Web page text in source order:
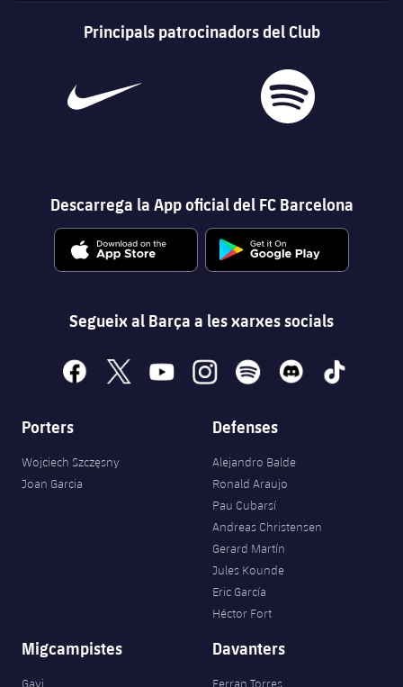
Principals patrocinadors del Club
Descarrega la App oficial del FC Barcelona
Segueix al Barça a les xarxes socials
facebook
x youtubeinstagramspotify discord tiktok
Porters
Wojciech Szczęsny
Joan Garcia
Defenses
Alejandro Balde
Ronald Araujo
Pau Cubarsí
Andreas Christensen
Gerard Martín
Jules Kounde
Eric García
Héctor Fort
Migcampistes
Gavi
Davanters
Ferran Torres